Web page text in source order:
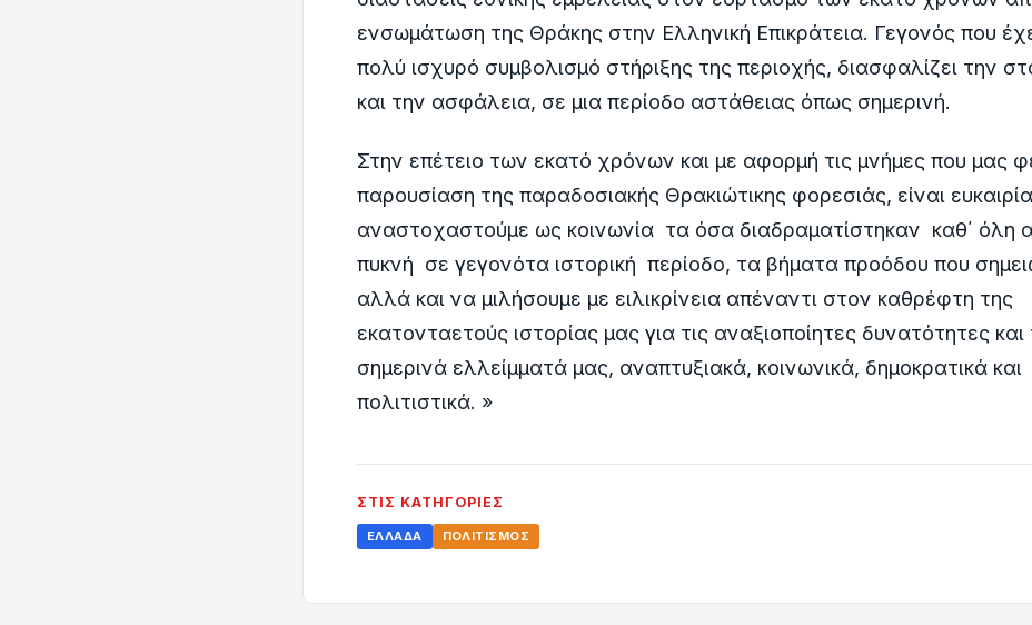
ενσωμάτωση της Θράκης στην Ελληνική Επικράτεια. Γεγονός που
πολύ ισχυρό συμβολισμό στήριξης της περιοχής, διασφαλίζει την
και την ασφάλεια, σε μια περίοδο αστάθειας όπως σημερινή.
Στην επέτειο των εκατό χρόνων και με αφορμή τις μνήμες που μας
παρουσίαση της παραδοσιακής Θρακιώτικης φορεσιάς, είναι
αναστοχαστούμε ως κοινωνία τα όσα διαδραματίστηκαν καθ΄ όλη
πυκνή σε γεγονότα ιστορική περίοδο, τα βήματα προόδου που
αλλά και να μιλήσουμε με ειλικρίνεια απέναντι στον καθρέφτη της
εκατονταετούς ιστορίας μας για τις αναξιοποίητες δυνατότητες και
σημερινά ελλείμματά μας, αναπτυξιακά, κοινωνικά, δημοκρατικά και
πολιτιστικά. »
ΣΤΙΣ ΚΑΤΗΓΟΡΊΕΣ
ΕΛΛΆΔΑ ΠΟΛΙΤΙΣΜΌΣ